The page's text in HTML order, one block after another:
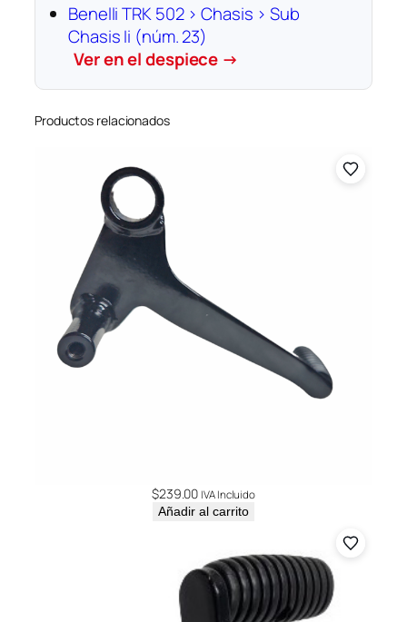
Benelli TRK 502 › Chasis › Sub
Chasis Ii (núm. 23)
Ver en el despiece →
Productos relacionados
$239.00 IVA Incluido
Añadir al carrito